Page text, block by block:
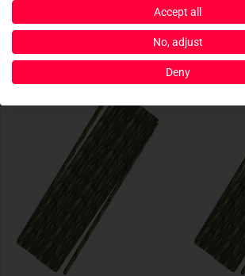
Accept all
No, adjust
Deny